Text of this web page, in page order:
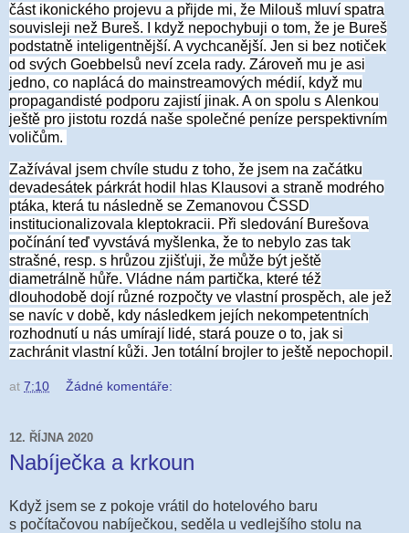
část ikonického projevu a přijde mi, že Milouš mluví spatra
souvisleji než Bureš. I když nepochybuji o tom, že je Bureš
podstatně inteligentnější. A vychcanější. Jen si bez notiček
od svých Goebbelsů neví zcela rady. Zároveň mu je asi
jedno, co naplácá do mainstreamových médií, když mu
propagandisté podporu zajistí jinak. A on spolu s Alenkou
ještě pro jistotu rozdá naše společné peníze perspektivním
voličům.
Zažívával jsem chvíle studu z toho, že jsem na začátku
devadesátek párkrát hodil hlas Klausovi a straně modrého
ptáka, která tu následně se Zemanovou ČSSD
institucionalizovala kleptokracii. Při sledování Burešova
počínání teď vyvstává myšlenka, že to nebylo zas tak
strašné, resp. s hrůzou zjišťuji, že může být ještě
diametrálně hůře. Vládne nám partička, které též
dlouhodobě dojí různé rozpočty ve vlastní prospěch, ale jež
se navíc v době, kdy následkem jejích nekompetentních
rozhodnutí u nás umírají lidé, stará pouze o to, jak si
zachránit vlastní kůži. Jen totální brojler to ještě nepochopil.
at 7:10 Žádné komentáře:
12. ŘÍJNA 2020
Nabíječka a krkoun
Když jsem se z pokoje vrátil do hotelového baru
s počítačovou nabíječkou, seděla u vedlejšího stolu na